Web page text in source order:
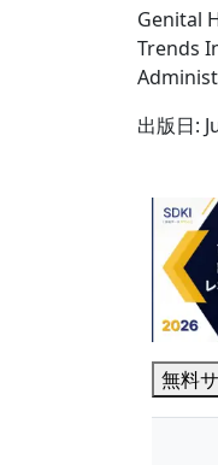
Genital
Trends
出版日:
無料